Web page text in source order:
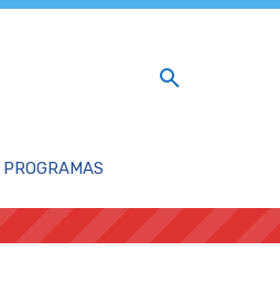
PROGRAMAS